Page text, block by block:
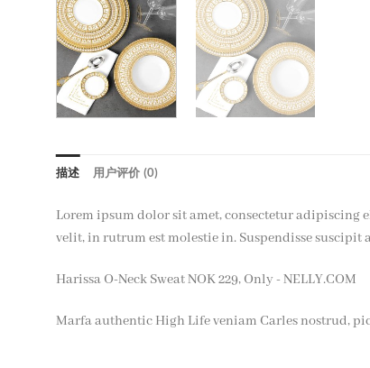
描述 用户评价 (0)
Lorem ipsum dolor sit amet, consectetur
velit, in rutrum est molestie in. Suspendisse
Harissa O-Neck Sweat NOK 229, Only - NELLY.COM
Marfa authentic High Life veniam Carles nostrud,